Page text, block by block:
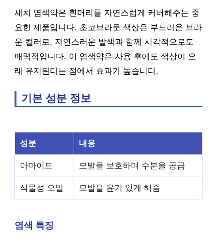
새치 염색약은 흰머리를 자연스럽게 커버해주는 중
요한 제품입니다. 초코브라운 색상은 부드러운 브라
운 컬러로, 자연스러운 발색과 함께 시각적으로도
매력적입니다. 이 염색약은 사용 후에도 색상이 오
래 유지된다는 점에서 효과가 높습니다.
기본 성분 정보
성분 내용
아마이드 모발을 보호하며 수분을 공급
식물성 오일 모발을 윤기 있게 해줌
염색 특징